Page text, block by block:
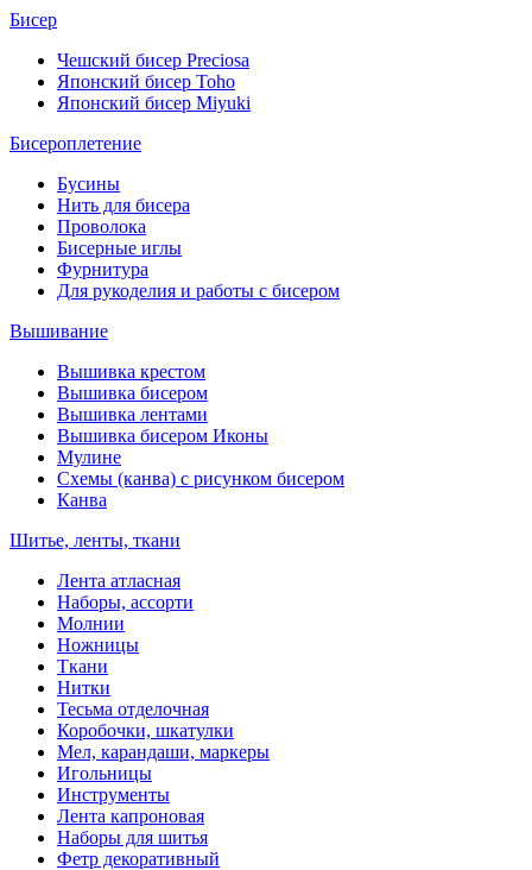
Бисер
Чешский бисер Preciosa
Японский бисер Toho
Японский бисер Miyuki
Бисероплетение
Бусины
Нить для бисера
Проволока
Бисерные иглы
Фурнитура
Для рукоделия и работы с бисером
Вышивание
Вышивка крестом
Вышивка бисером
Вышивка лентами
Вышивка бисером Иконы
Мулине
Схемы (канва) с рисунком бисером
Канва
Шитье, ленты, ткани
Лента атласная
Наборы, ассорти
Молнии
Ножницы
Ткани
Нитки
Тесьма отделочная
Коробочки, шкатулки
Мел, карандаши, маркеры
Игольницы
Инструменты
Лента капроновая
Наборы для шитья
Фетр декоративный